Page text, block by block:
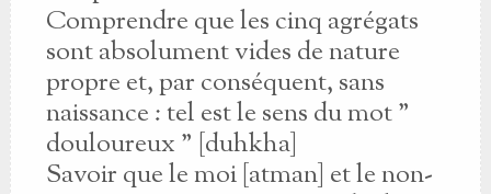
Comprendre que les cinq agrégats
sont absolument vides de nature
propre et, par conséquent, sans
naissance : tel est le sens du mot "
douloureux " [duhkha]
Savoir que le moi [atman] et le non-